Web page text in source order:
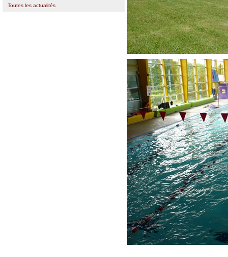
Toutes les actualités